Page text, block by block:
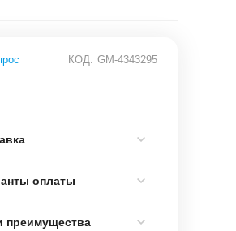
КОД: GM-4343295
оплаты
преимущества